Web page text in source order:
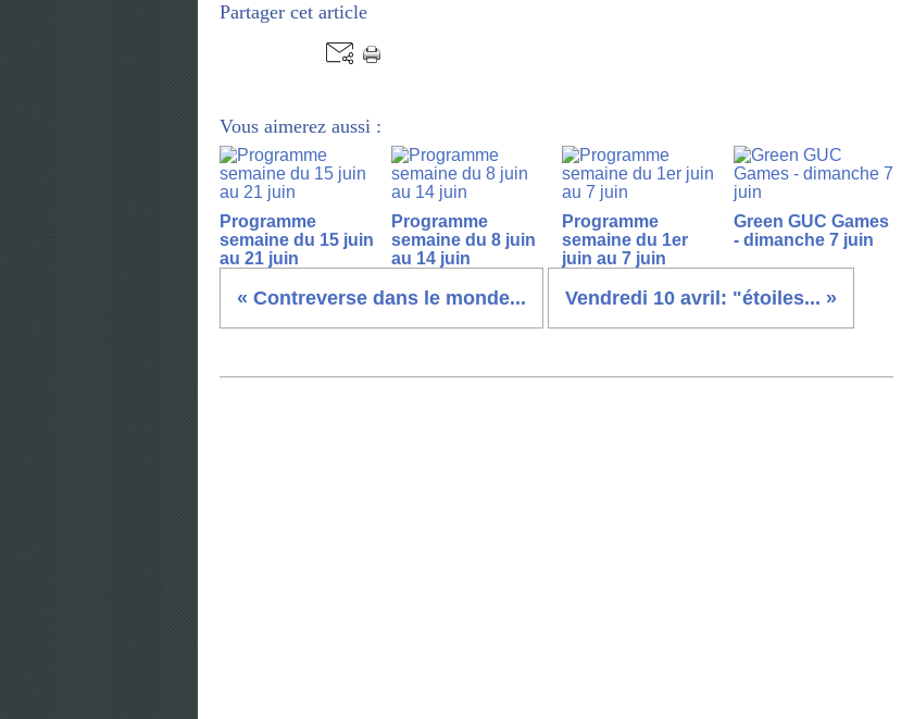
Partager cet article
Vous aimerez aussi :
Programme
semaine du 15 juin
au 21 juin
Programme
semaine du 8 juin
au 14 juin
Programme
semaine du 1er
juin au 7 juin
Green GUC Games
- dimanche 7 juin
« Contreverse dans le monde... Vendredi 10 avril: "étoiles... »